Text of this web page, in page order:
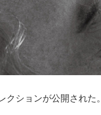
クションが公開された。